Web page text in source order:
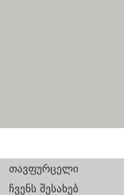
თავფურცელი
ჩვენს შესახებ